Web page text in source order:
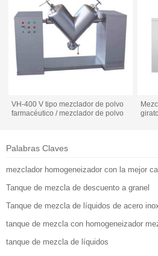
VH-400 V tipo mezclador de polvo
farmacéutico / mezclador de polvo
Palabras Claves
mezclador homogeneizador con la mejor
Tanque de mezcla de descuento a granel
Tanque de mezcla de líquidos de acero
tanque de mezcla con homogeneizador
tanque de mezcla de líquidos